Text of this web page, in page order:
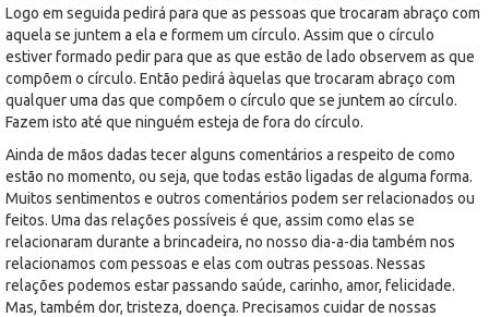
Logo em seguida pedirá para que as pessoas que trocaram abraço com
aquela se juntem a ela e formem um círculo. Assim que o círculo
estiver formado pedir para que as que estão de lado observem as que
compõem o círculo. Então pedirá àquelas que trocaram abraço com
qualquer uma das que compõem o círculo que se juntem ao círculo.
Fazem isto até que ninguém esteja de fora do círculo.
Ainda de mãos dadas tecer alguns comentários a respeito de como
estão no momento, ou seja, que todas estão ligadas de alguma forma.
Muitos sentimentos e outros comentários podem ser relacionados ou
feitos. Uma das relações possíveis é que, assim como elas se
relacionaram durante a brincadeira, no nosso dia-a-dia também nos
relacionamos com pessoas e elas com outras pessoas. Nessas
relações podemos estar passando saúde, carinho, amor, felicidade.
Mas, também dor, tristeza, doença. Precisamos cuidar de nossas